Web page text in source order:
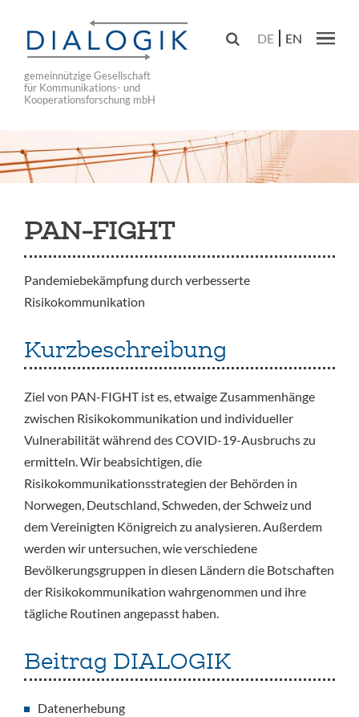
main
navigation
gemeinnützige Gesellschaft
für Kommunikations- und
Kooperationsforschung mbH
 DE EN
PAN-FIGHT
Pandemiebekämpfung durch verbesserte
Risikokommunikation
Kurzbeschreibung
Ziel von PAN-FIGHT ist es, etwaige Zusammenhänge
zwischen Risikokommunikation und individueller
Vulnerabilität während des COVID-19-Ausbruchs zu
ermitteln. Wir beabsichtigen, die
Risikokommunikationsstrategien der Behörden in
Norwegen, Deutschland, Schweden, der Schweiz und
dem Vereinigten Königreich zu analysieren. Außerdem
werden wir untersuchen, wie verschiedene
Bevölkerungsgruppen in diesen Ländern die Botschaften
der Risikokommunikation wahrgenommen und ihre
tägliche Routinen angepasst haben.
Beitrag DIALOGIK
Datenerhebung